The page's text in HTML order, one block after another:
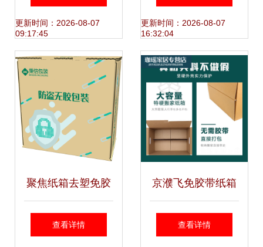
攻克包装双面胶痛
点
更新时间：2026-08-07
09:17:45
难题
更新时间：2026-08-07
16:32:04
聚焦纸箱去塑免胶
带方案设计 秉信为
查看详情
京濮飞免胶带纸箱
德国工艺，让搬家
查看详情